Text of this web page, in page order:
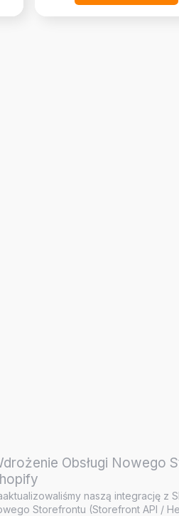
Obsługi Nowego
naszą integrację z
Storefrontu (Storefront API /